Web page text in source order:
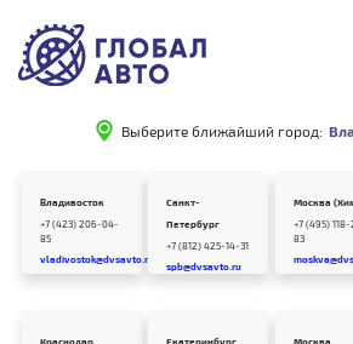
Выберите ближайший город:
Владивосток
+7 (423) 206-04-
85
vladivostok@dvsavto.ru
Санкт-
Петербург
+7 (812) 425-14-31
spb@dvsavto.ru
Москва
+7 (495)
83
Краснодар
Екатеринбург
Москва